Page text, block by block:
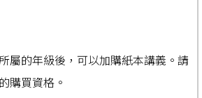
屬的年級後，可以加購紙本講義。請
購買資格。